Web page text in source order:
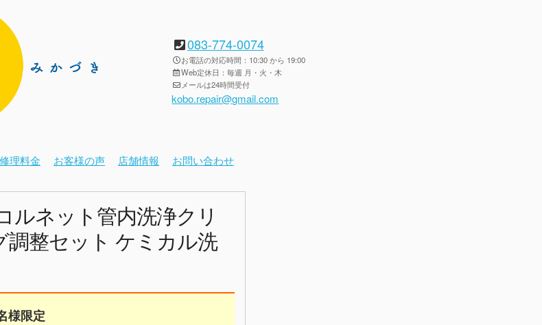
083-774-0074
お電話の対応時間：10:30 から 19:00
Web定休日：毎週 月・火・木
メールは24時間受付
kobo.repair@gmail.com
理料金 お客様の声 店舗情報 お問い合わせ
ルネット管内洗浄クリ
調整セット ケミカル洗
様限定